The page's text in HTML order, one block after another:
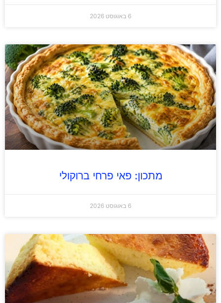
6 באוגוסט 2026
מתכון: פאי פרחי ברוקולי
6 באוגוסט 2026